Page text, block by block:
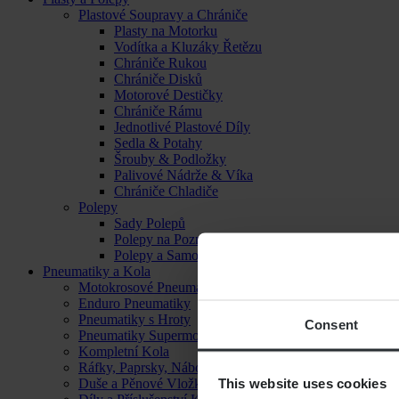
Consent
This website uses cookies
Plastové Soupravy a Chrániče
Plasty na Motorku
Vodítka a Kluzáky Řetězu
Chrániče Rukou
Chrániče Disků
Motorové Destičky
Chrániče Rámu
Jednotlivé Plastové Díly
Sedla & Potahy
Šrouby & Podložky
Palivové Nádrže & Víka
Chrániče Chladiče
Polepy
Sady Polepů
Polepy na Poznávací Značku
Polepy a Samolepky
Pneumatiky a Kola
Motokrosové Pneumatiky
Enduro Pneumatiky
Pneumatiky s Hroty
Pneumatiky Supermoto
Kompletní Kola
Ráfky, Paprsky, Náboje a Ložiska
Duše a Pěnové Vložky